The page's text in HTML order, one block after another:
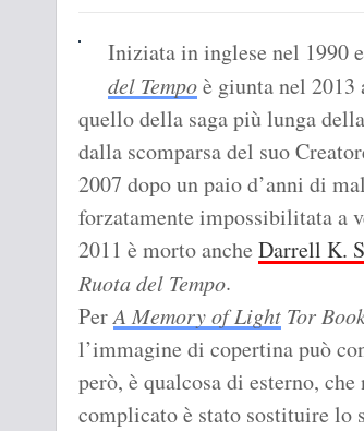
Iniziata in inglese nel 1990
del Tempoè giunta nel
quello della saga più lunga
dalla scomparsa del suo
2007 dopo un paio d’anni di
forzatamente impossibilitata a
2011 è morto anche Darrell K.
Ruota del Tempo.
PerA Memory of Light Tor
l’immagine di copertina può
però, è qualcosa di esterno,
complicato è stato sostituire